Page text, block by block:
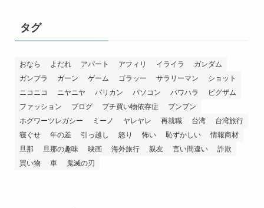
タグ
おなら よだれ アパート アフィリ イライラ
ガンダム
ガンプラ
ガーン ゲーム ゴラッー サラリーマン
ショット
ニコニコ
ニヤニヤ バリカン パソコン パワハラ
ビグザム
ファッション
ブログ プチ買い物依存症
プンプン
ホグワーツレガシー
ミーノ ヤレヤレ 再就職 台湾
台湾旅行
寝ぐせ
年の差 引っ越し 怒り 怖い 恥ずかしい
情報商材
旦那
旦那の趣味 映画 海外旅行 親友 言い間違い
詐欺
買い物
車 鬼滅の刃